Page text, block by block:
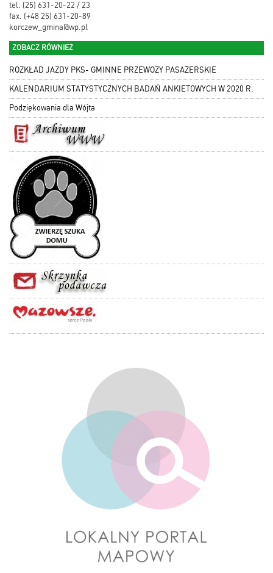
tel. (25) 631-20-22 / 23
fax. (+48 25) 631-20-89
korczew_gmina@wp.pl
ZOBACZ RÓWNIEŻ
ROZKŁAD JAZDY PKS- GMINNE PRZEWOZY PASAŻERSKIE
KALENDARIUM STATYSTYCZNYCH BADAŃ ANKIETOWYCH W 2020 R.
Podziękowania dla Wójta